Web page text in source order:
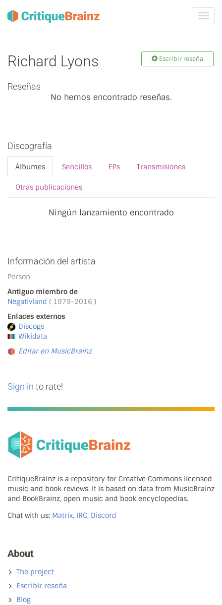
la
Richard Lyons Escribir reseña
Reseñas
No hemos encontrado reseñas.
Discografía
Álbumes Sencillos EPs Transmisiones
Otras publicaciones
Ningún lanzamiento encontrado
Información del artista
Person
Antiguo miembro de
Negativland ( 1979-2016 )
Enlaces externos
Discogs
Wikidata
Editar en MusicBrainz
Sign in to rate!
CritiqueBrainz is a repository for Creative Commons licensed
music and book reviews. It is based on data from MusicBrainz
and BookBrainz, open music and book encyclopedias.
Chat with us: Matrix, IRC, Discord
About
The project
Escribir reseña
Blog